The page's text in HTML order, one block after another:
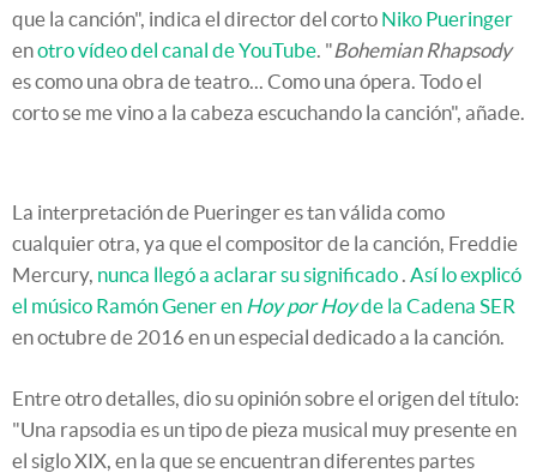
que la canción", indica el director del corto Niko Pueringer
enotro vídeo del canal de YouTube . "Bohemian Rhapsody
es como una obra de teatro... Como una ópera. Todo el
corto se me vino a la cabeza escuchando la canción", añade.
La interpretación de Pueringer es tan válida como
cualquier otra, ya que el compositor de la canción, Freddie
Mercury, nunca llegó a aclarar su significado Así lo explicó
el músico Ramón Gener en Hoy por Hoyde la Cadena SER
en octubre de 2016 en un especial dedicado a la canción.
Entre otro detalles, dio su opinión sobre el origen del título:
"Una rapsodia es un tipo de pieza musical muy presente en
el siglo XIX, en la que se encuentran diferentes partes